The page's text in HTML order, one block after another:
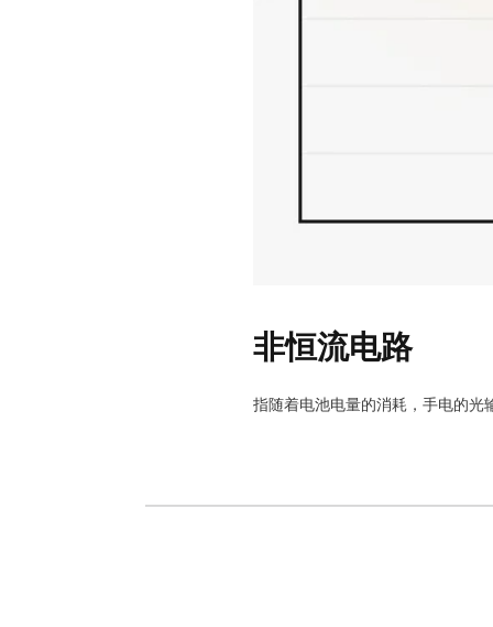
非恒流电路
指随着电池电量的消耗，手电的光